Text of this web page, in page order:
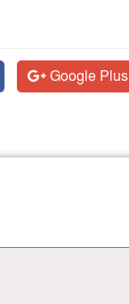
Google Plus